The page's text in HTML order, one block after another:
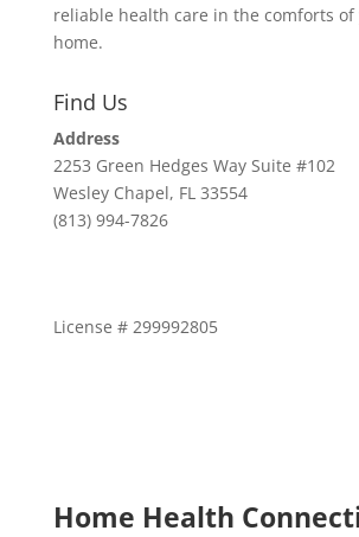
reliable health care in the comforts of
home.
Find Us
Address
2253 Green Hedges Way Suite #102
Wesley Chapel, FL 33554
(813) 994-7826
License # 299992805
Home Health